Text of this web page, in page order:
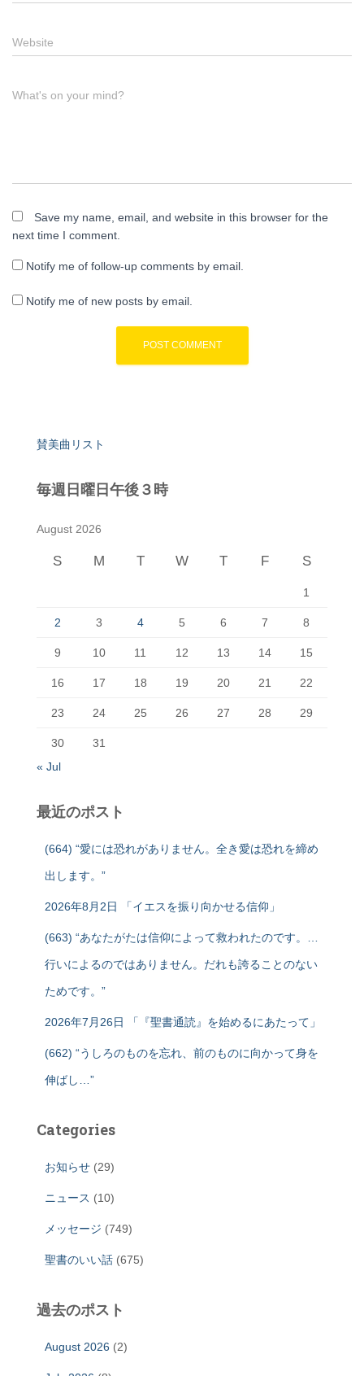
Website
What's on your mind?
Save my name, email, and website in this browser for the
next time I comment.
Notify me of follow-up comments by email.
Notify me of new posts by email.
賛美曲リスト
毎週日曜日午後３時
August 2026
S M T W T F S
1
2 3 4 5 6 7 8
9 10 11 12 13 14 15
16 17 18 19 20 21 22
23 24 25 26 27 28 29
30
31
« Jul
最近のポスト
(664) “愛には恐れがありません。全き愛は恐れを締め
出します。”
2026年8月2日 「イエスを振り向かせる信仰」
(663) “あなたがたは信仰によって救われたのです。…
行いによるのではありません。だれも誇ることのない
ためです。”
2026年7月26日 「『聖書通読』を始めるにあたって」
(662) “うしろのものを忘れ、前のものに向かって身を
伸ばし…”
Categories
お知らせ (29)
ニュース (10)
メッセージ (749)
聖書のいい話 (675)
過去のポスト
August 2026 (2)